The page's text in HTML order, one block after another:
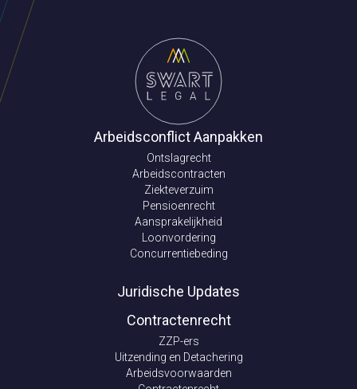
Arbeidsconflict Aanpakken
Ontslagrecht
Arbeidscontracten
Ziekteverzuim
Pensioenrecht
Aansprakelijkheid
Loonvordering
Concurrentiebeding
Juridische Updates
Contractenrecht
ZZP-ers
Uitzending en Detachering
Arbeidsvoorwaarden